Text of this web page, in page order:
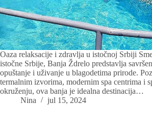
Oaza relaksacije i zdravlja u istočnoj Srbiji
istočne Srbije, Banja Ždrelo predstavlja
opuštanje i uživanje u blagodetima prirode.
termalnim izvorima, modernim spa centrima i
okruženju, ova banja je idealna destinacija…
Nina
jul 15, 2024